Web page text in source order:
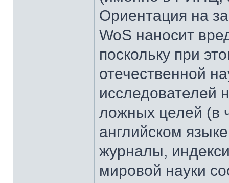
Ориентация на
WoS наносит
поскольку при
отечественной
исследователей
ложных целей (в
английском
журналы,
мировой науки